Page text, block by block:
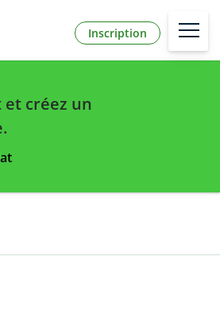
Inscription
et créez un